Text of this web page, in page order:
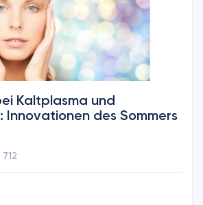
Kaltplasma und
Innovationen des Sommers
712